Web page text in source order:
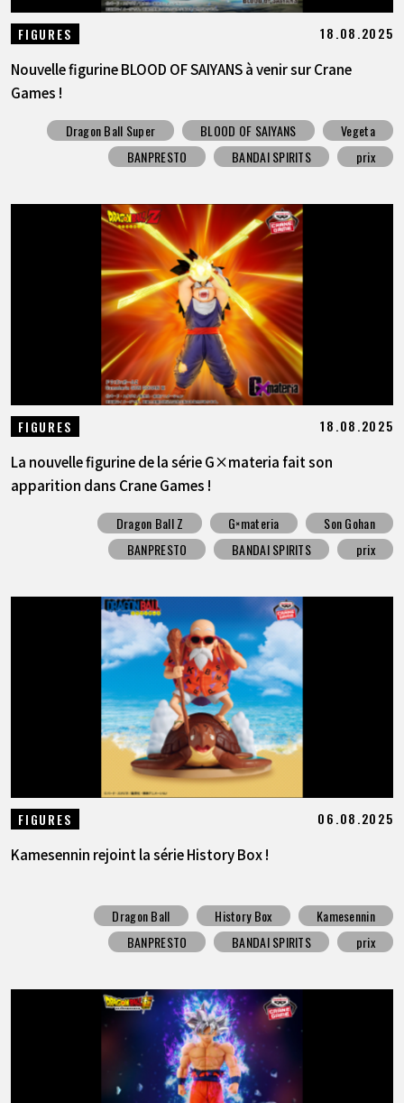
FIGURES 18.08.2025
Nouvelle figurine BLOOD OF SAIYANS à venir sur Crane
Games !
Dragon Ball Super BLOOD OF SAIYANS
Vegeta
BANPRESTO
BANDAI SPIRITS prix
FIGURES 18.08.2025
La nouvelle figurine de la série G×materia fait son
apparition dans Crane Games !
Dragon Ball Z G×materia
Son Gohan
BANPRESTO
BANDAI SPIRITS prix
FIGURES 06.08.2025
Kamesennin rejoint la série History Box !
Dragon Ball History Box
Kamesennin
BANPRESTO
BANDAI SPIRITS prix